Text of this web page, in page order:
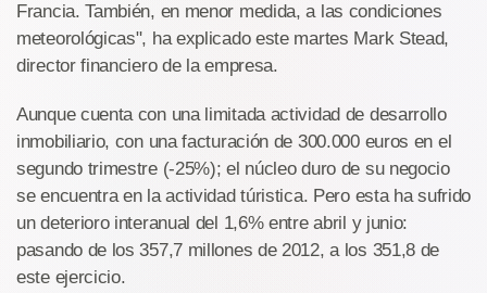
Francia. También, en menor medida, a las condiciones
meteorológicas", ha explicado este martes Mark Stead,
director financiero de la empresa.
Aunque cuenta con una limitada actividad de desarrollo
inmobiliario, con una facturación de 300.000 euros en el
segundo trimestre (-25%); el núcleo duro de su negocio
se encuentra en la actividad túristica. Pero esta ha sufrido
un deterioro interanual del 1,6% entre abril y junio:
pasando de los 357,7 millones de 2012, a los 351,8 de
este ejercicio.